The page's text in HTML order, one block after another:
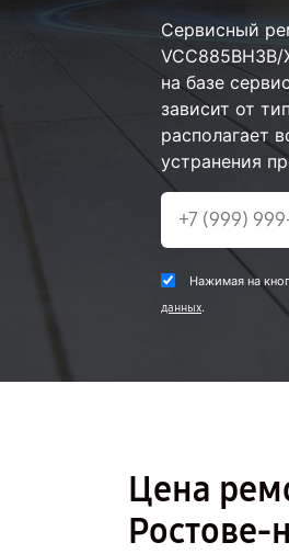
Сервисный
на базе
зависит от
располагает
устранения
Нажимая на
данных.
Цена